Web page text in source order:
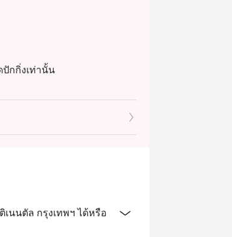
ปักกิ่งเท่านั้น
ะเภทไหน? A: ให้บริการอาหาร
Carte, ติ่มซำคุณภาพเยี่ยม และ
Casual) เพื่อให้เข้ากับ
A: ร้านตั้งอยู่ที่ชั้น M โรงแรม
สถานีชิดลม และอยู่ใกล้กับ
นนตัล กรุงเทพฯ ได้หรือ